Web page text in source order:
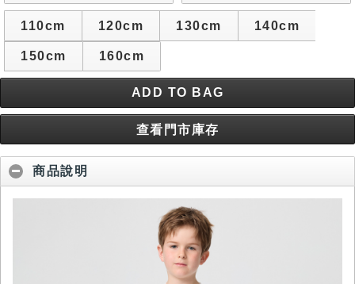
110cm 120cm 130cm 140cm
150cm 160cm
ADD TO BAG
查看門市庫存
商品說明